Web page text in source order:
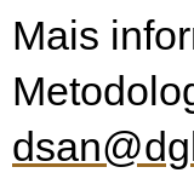
Mais